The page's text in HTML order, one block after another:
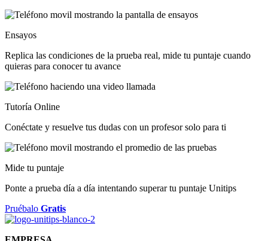
Ensayos
Replica las condiciones de la prueba real, mide tu puntaje cuando
quieras para conocer tu avance
Tutoría Online
Conéctate y resuelve tus dudas con un profesor solo para ti
Mide tu puntaje
Ponte a prueba día a día intentando superar tu puntaje Unitips
Pruébalo Gratis